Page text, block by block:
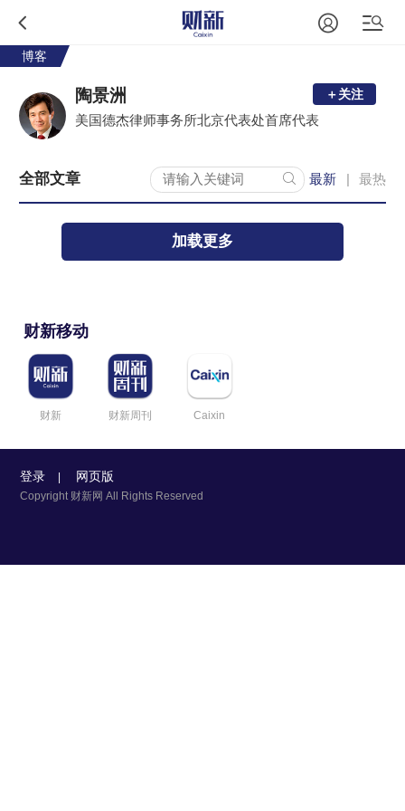
博客
陶景洲
美国德杰律师事务所北京代表处首席代表
＋关注
全部文章 最新 最热
加载更多
财新移动
财新 财新周刊 Caixin
登录 | 网页版
Copyright 财新网 All Rights Reserved